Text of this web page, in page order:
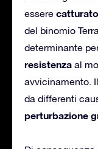
essere
del binomio
determinante
resistenza al
avvicinamento.
da differenti
perturbazione